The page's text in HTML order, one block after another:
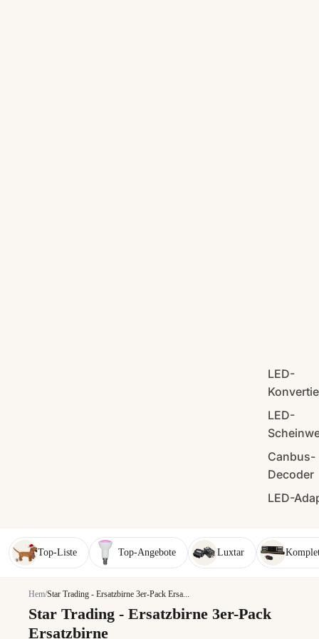
LED-
LED-
Canbus-
Decoder
LED-
Top-Liste Top-Angebote Luxtar
Hem/Star Trading - Ersatzbirne 3er-Pack Ersa...
Star Trading - Ersatzbirne 3er-Pack
Ersatzbirne